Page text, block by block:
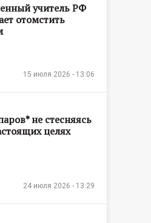
учитель РФ
отомстить
15 июля 2026 - 13:06
не стесняясь
целях
24 июля 2026 - 13:29